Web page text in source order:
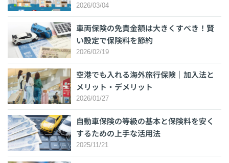
2026/03/04
車両保険の免責金額は大きくすべき！賢
い設定で保険料を節約
2026/02/19
空港でも入れる海外旅行保険｜加入法と
メリット・デメリット
2026/01/27
自動車保険の等級の基本と保険料を安く
するための上手な活用法
2025/11/21